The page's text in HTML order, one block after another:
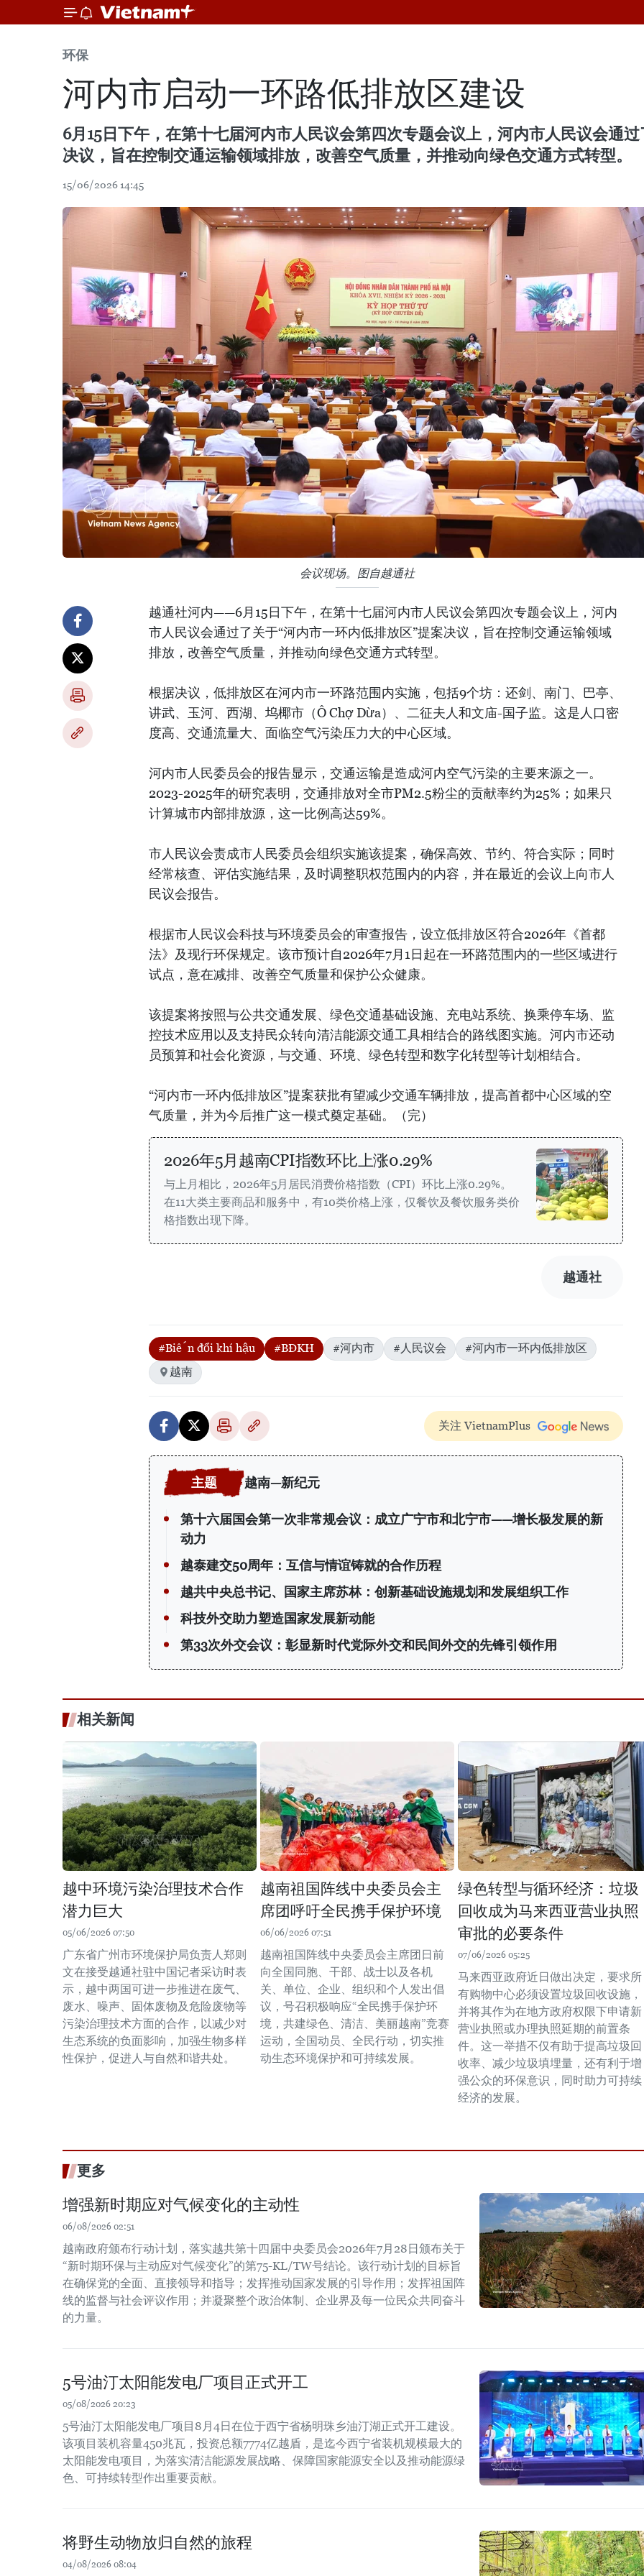
环保
河内市启动一环路低排放区建设
6月15日下午，在第十七届河内市人民议会第四次专题会议上，河内市人民议会通
决议，旨在控制交通运输领域排放，改善空气质量，并推动向绿色交通方式转型。
15/06/2026 14:45
会议现场。图自越通社
越通社河内——6月15日下午，在第十七届河内市人民议会第四次专题会议上，河内
市人民议会通过了关于“河内市一环内低排放区”提案决议，旨在控制交通运输领域
排放，改善空气质量，并推动向绿色交通方式转型。
根据决议，低排放区在河内市一环路范围内实施，包括9个坊：还剑、南门、巴亭、
讲武、玉河、西湖、坞椰市（Ô Chợ Dừa）、二征夫人和文庙-国子监。这是人口密
度高、交通流量大、面临空气污染压力大的中心区域。
河内市人民委员会的报告显示，交通运输是造成河内空气污染的主要来源之一。
2023-2025年的研究表明，交通排放对全市PM2.5粉尘的贡献率约为25%；如果只
计算城市内部排放源，这一比例高达59%。
市人民议会责成市人民委员会组织实施该提案，确保高效、节约、符合实际；同时
经常核查、评估实施结果，及时调整职权范围内的内容，并在最近的会议上向市人
民议会报告。
根据市人民议会科技与环境委员会的审查报告，设立低排放区符合2026年《首都
法》及现行环保规定。该市预计自2026年7月1日起在一环路范围内的一些区域进行
试点，意在减排、改善空气质量和保护公众健康。
该提案将按照与公共交通发展、绿色交通基础设施、充电站系统、换乘停车场、监
控技术应用以及支持民众转向清洁能源交通工具相结合的路线图实施。河内市还动
员预算和社会化资源，与交通、环境、绿色转型和数字化转型等计划相结合。
“河内市一环内低排放区”提案获批有望减少交通车辆排放，提高首都中心区域的空
气质量，并为今后推广这一模式奠定基础。（完）
2026年5月越南CPI指数环比上涨0.29%
与上月相比，2026年5月居民消费价格指数（CPI）环比上涨0.29%。
在11大类主要商品和服务中，有10类价格上涨，仅餐饮及餐饮服务类价
格指数出现下降。
越通社
#Biến đổi khí hậu #BĐKH #河内市 #人民议会
#河内市一环内低排放区
越南
关注 VietnamPlus
越南—新纪元
第十六届国会第一次非常规会议：成立广宁市和北宁市——增长极发展的新
动力
越泰建交50周年：互信与情谊铸就的合作历程
越共中央总书记、国家主席苏林：创新基础设施规划和发展组织工作
科技外交助力塑造国家发展新动能
第33次外交会议：彰显新时代党际外交和民间外交的先锋引领作用
相关新闻
越中环境污染治理技术合作
潜力巨大
05/06/2026 07:50
广东省广州市环境保护局负责人郑则
文在接受越通社驻中国记者采访时表
示，越中两国可进一步推进在废气、
废水、噪声、固体废物及危险废物等
污染治理技术方面的合作，以减少对
生态系统的负面影响，加强生物多样
性保护，促进人与自然和谐共处。
越南祖国阵线中央委员会主
席团呼吁全民携手保护环境
06/06/2026 07:51
越南祖国阵线中央委员会主席团日前
向全国同胞、干部、战士以及各机
关、单位、企业、组织和个人发出倡
议，号召积极响应“全民携手保护环
境，共建绿色、清洁、美丽越南”竞赛
运动，全国动员、全民行动，切实推
动生态环境保护和可持续发展。
绿色转型与循环经济：垃圾
回收成为马来西亚营业执照
审批的必要条件
07/06/2026 05:25
马来西亚政府近日做出决定，要求所
有购物中心必须设置垃圾回收设施，
并将其作为在地方政府权限下申请新
营业执照或办理执照延期的前置条
件。这一举措不仅有助于提高垃圾回
收率、减少垃圾填埋量，还有利于增
强公众的环保意识，同时助力可持续
经济的发展。
更多
增强新时期应对气候变化的主动性
06/08/2026 02:51
越南政府颁布行动计划，落实越共第十四届中央委员会2026年7月28日颁布关于
“新时期环保与主动应对气候变化”的第75-KL/TW号结论。该行动计划的目标旨
在确保党的全面、直接领导和指导；发挥推动国家发展的引导作用；发挥祖国阵
线的监督与社会评议作用；并凝聚整个政治体制、企业界及每一位民众共同奋斗
的力量。
5号油汀太阳能发电厂项目正式开工
05/08/2026 20:23
5号油汀太阳能发电厂项目8月4日在位于西宁省杨明珠乡油汀湖正式开工建设。
该项目装机容量450兆瓦，投资总额7774亿越盾，是迄今西宁省装机规模最大的
太阳能发电项目，为落实清洁能源发展战略、保障国家能源安全以及推动能源绿
色、可持续转型作出重要贡献。
将野生动物放归自然的旅程
04/08/2026 08:04